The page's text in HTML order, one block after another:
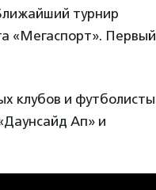
турнир
«Мегаспорт». Первый
клубов и футболисты
Ап» и